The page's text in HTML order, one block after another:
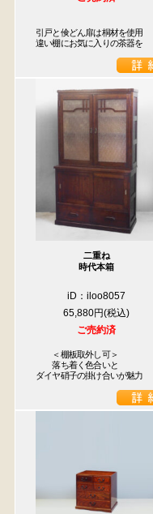
引戸と倹どん扉は桐材を使用
違い棚にお気に入りの茶器を
二重ね
時代本箱
iD：iloo8057
65,880円
ご売約済
＜棚板取外し可＞
落ち着く色合いと
ダイヤ硝子の掛け合いが魅力